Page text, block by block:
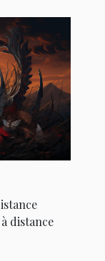
distance